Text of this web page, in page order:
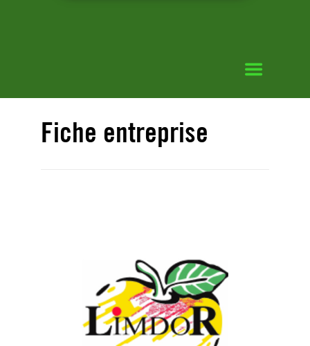
Fiche entreprise